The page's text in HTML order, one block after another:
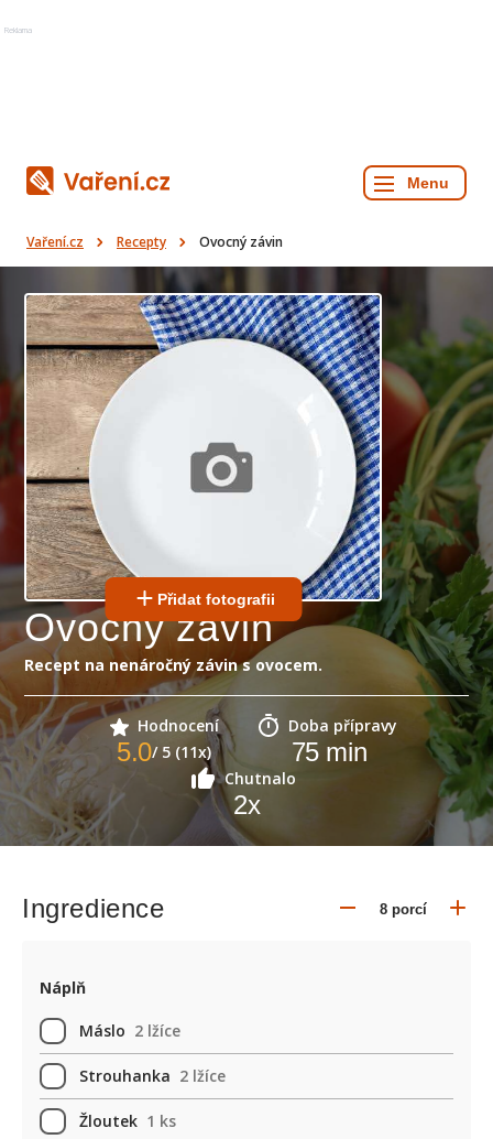
Reklama
Vaření.cz Recepty Ovocný závin
Přidat fotografii
Ovocný závin
Recept na nenáročný závin s ovocem.
Hodnocení
5.0/ 5 (11x)
Doba přípravy
75min
Chutnalo
2x
Ingredience
Náplň
Máslo 2 lžíce
Strouhanka 2 lžíce
Žloutek 1 ks